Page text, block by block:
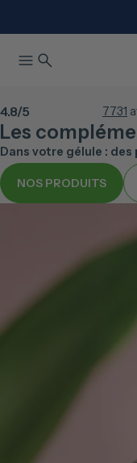
4.8/5 7731
Les
Dans votre gélule :
NOS PRODUITS